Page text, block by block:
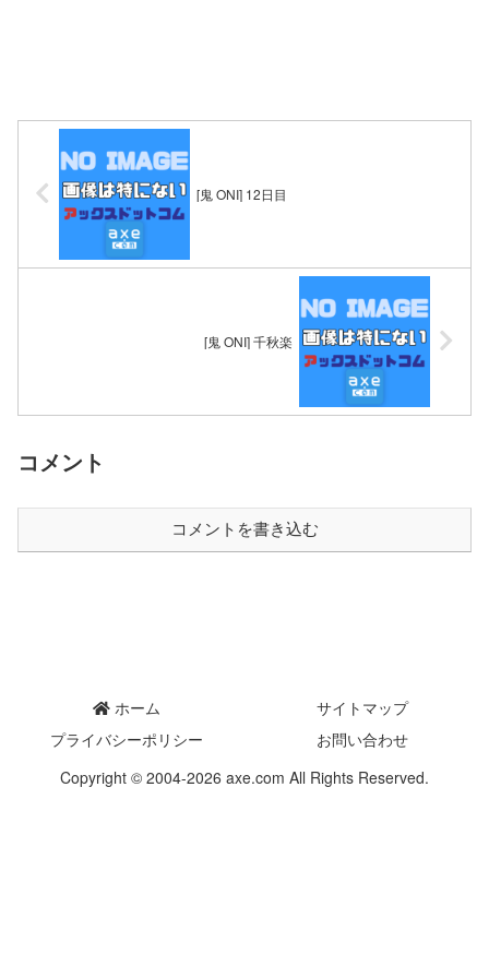
[鬼 ONI] 12日目
[鬼 ONI] 千秋楽
コメント
コメントを書き込む
ホーム
サイトマップ
プライバシーポリシー
お問い合わせ
Copyright © 2004-2026 axe.com All Rights Reserved.